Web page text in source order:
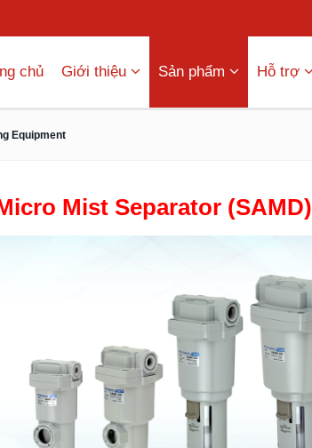
chủ Giới thiệu Sản phẩm Hỗ trợ
Equipment
Mist Separator (SAMD)